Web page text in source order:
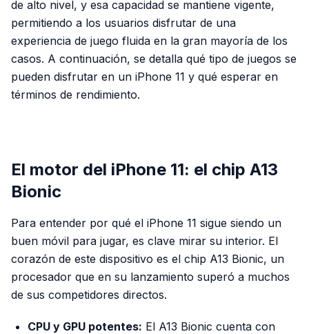
de alto nivel, y esa capacidad se mantiene vigente,
permitiendo a los usuarios disfrutar de una
experiencia de juego fluida en la gran mayoría de los
casos. A continuación, se detalla qué tipo de juegos se
pueden disfrutar en un iPhone 11 y qué esperar en
términos de rendimiento.
El motor del iPhone 11: el chip A13
Bionic
Para entender por qué el iPhone 11 sigue siendo un
buen móvil para jugar, es clave mirar su interior. El
corazón de este dispositivo es el chip A13 Bionic, un
procesador que en su lanzamiento superó a muchos
de sus competidores directos.
CPU y GPU potentes: El A13 Bionic cuenta con